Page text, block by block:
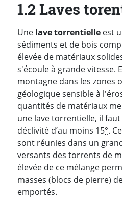
1.2 Laves
Une lave torrentielle est
sédiments et de bois
élevée de matériaux
s'écoule à grande vitesse.
montagne dans les zones
géologique sensible à
quantités de matériaux
une lave torrentielle, il faut
déclivité d’au moins 15°.
sont réunies dans un
versants des torrents de
élevée de ce mélange
masses (blocs de pierre)
emportés.